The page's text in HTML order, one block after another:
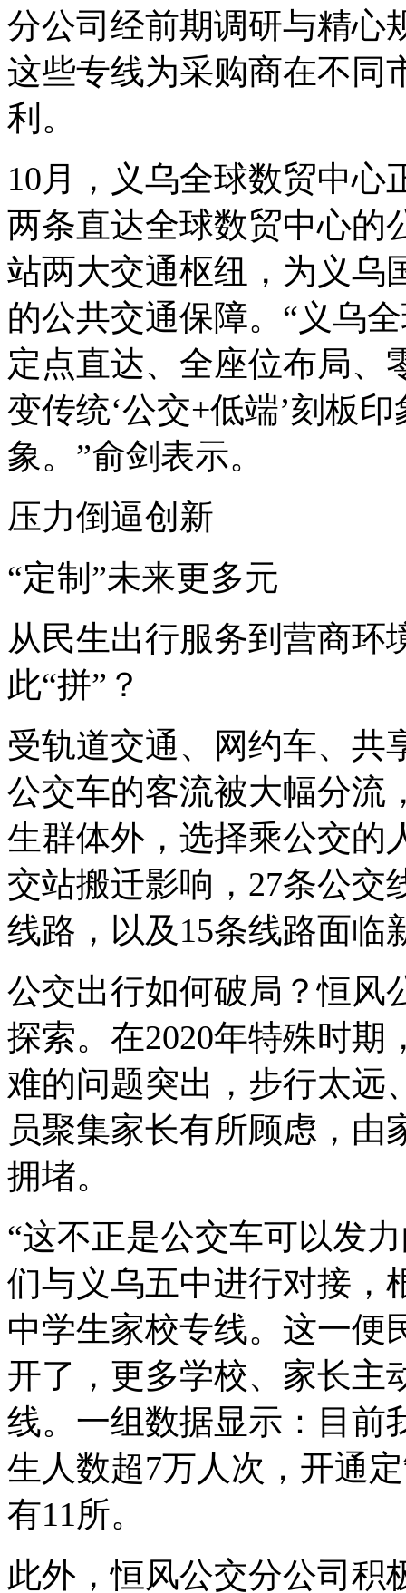
分公司经前期调研与精心
这些专线为采购商在不同
利。
10月，义乌全球数贸中心
两条直达全球数贸中心的
站两大交通枢纽，为义乌
的公共交通保障。“义乌
定点直达、全座位布局、
变传统‘公交+低端’刻板
象。”俞剑表示。
压力倒逼创新
“定制”未来更多元
从民生出行服务到营商环
此“拼”？
受轨道交通、网约车、共
公交车的客流被大幅分流
生群体外，选择乘公交的
交站搬迁影响，27条公交
线路，以及15条线路面临
公交出行如何破局？恒风
探索。在2020年特殊时
难的问题突出，步行太远
员聚集家长有所顾虑，由
拥堵。
“这不正是公交车可以发
们与义乌五中进行对接，
中学生家校专线。这一便
开了，更多学校、家长主
线。一组数据显示：目前
生人数超7万人次，开通
有11所。
此外，恒风公交分公司积